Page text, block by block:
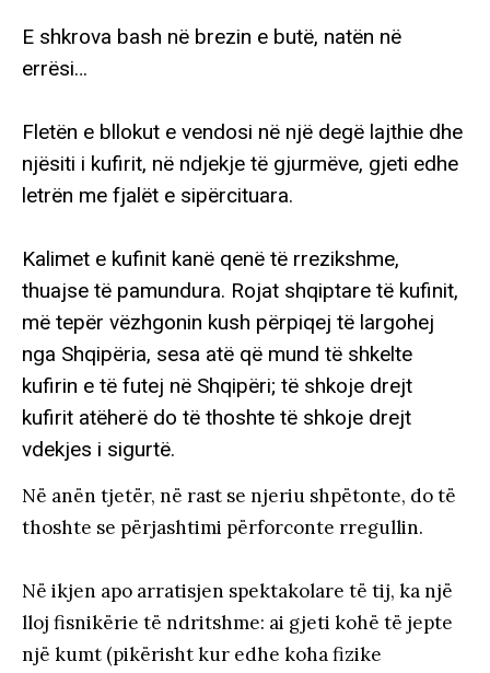
E shkrova bash në brezin e butë, natën në
errësi…
Fletën e bllokut e vendosi në një degë lajthie dhe
njësiti i kufirit, në ndjekje të gjurmëve, gjeti edhe
letrën me fjalët e sipërcituara.
Kalimet e kufinit kanë qenë të rrezikshme,
thuajse të pamundura. Rojat shqiptare të kufinit,
më tepër vëzhgonin kush përpiqej të largohej
nga Shqipëria, sesa atë që mund të shkelte
kufirin e të futej në Shqipëri; të shkoje drejt
kufirit atëherë do të thoshte të shkoje drejt
vdekjes i sigurtë.
Në anën tjetër, në rast se njeriu shpëtonte, do të
thoshte se përjashtimi përforconte rregullin.
Në ikjen apo arratisjen spektakolare të tij, ka një
lloj fisnikërie të ndritshme: ai gjeti kohë të jepte
një kumt (pikërisht kur edhe koha fizike